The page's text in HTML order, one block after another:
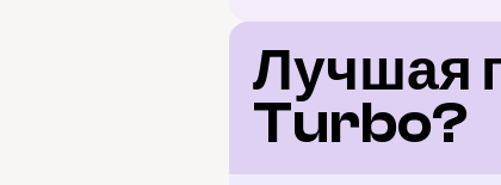
Лучшая
Turbo?